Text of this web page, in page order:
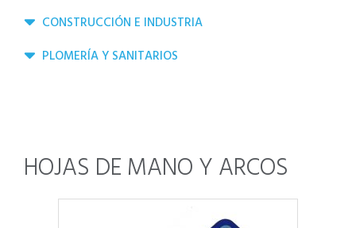
HOJAS DE MANO Y ARCOS
CONSTRUCCIÓN E INDUSTRIA
PLOMERÍA Y SANITARIOS